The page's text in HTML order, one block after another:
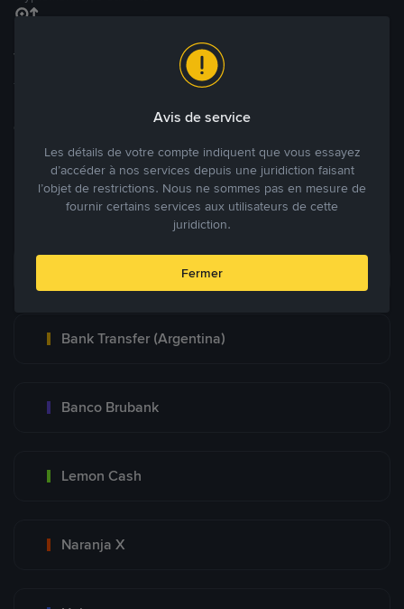
Tradez à des prix avantageux pour vous
Tradez des cryptos en étant libres d’acheter et de vendre à votre
des annonces commerciales pour fixer vos propres prix.
Blog P2P Voir plus
Principaux modes de paiement
Bank Transfer (Argentina)
Banco Brubank
Lemon Cash
Naranja X
Avis de service
Les détails de votre compte indiquent que vous essayez
d’accéder à nos services depuis une juridiction faisant
l’objet de restrictions. Nous ne sommes pas en mesure de
fournir certains services aux utilisateurs de cette
juridiction.
Fermer